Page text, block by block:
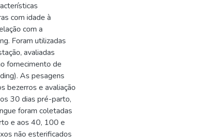
com idade à
com a
Foram utilizadas
avaliadas
fornecimento de
As pesagens
bezerros e avaliação
30 dias pré-parto,
foram coletadas
e aos 40, 100 e
não esterificados